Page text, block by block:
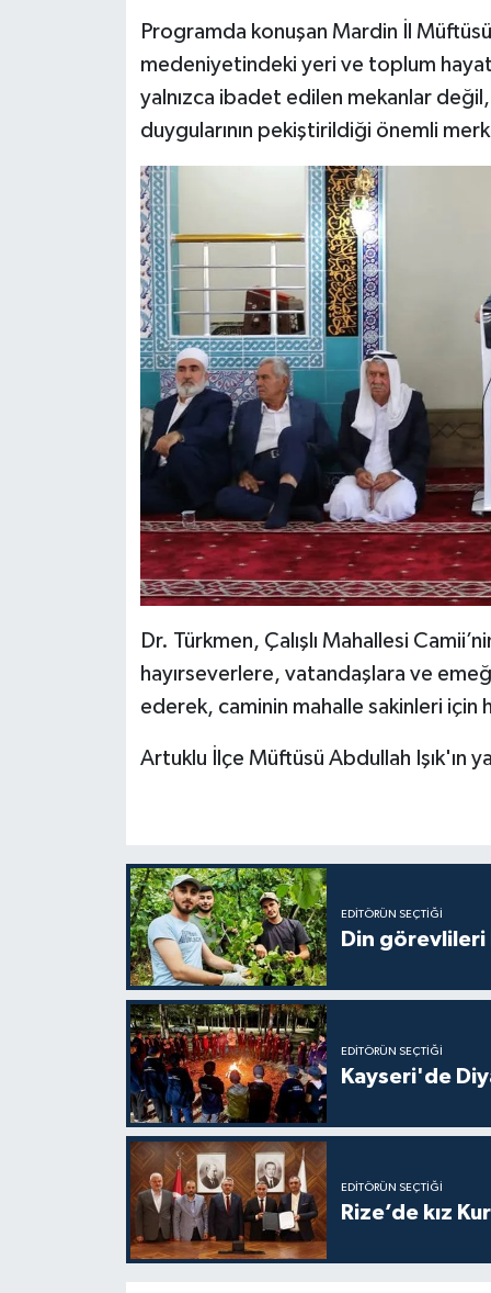
Programda konuşan Mardin İl
medeniyetindeki yeri ve toplum
yalnızca ibadet edilen mekanlar
duygularının pekiştirildiği önemli
Dr. Türkmen, Çalışlı Mahallesi
hayırseverlere, vatandaşlara ve
ederek, caminin mahalle sakinleri için
Artuklu İlçe Müftüsü Abdullah Işık'ın
EDITÖRÜN SEÇTIĞI
Din görevlileri
EDITÖRÜN SEÇTIĞI
Kayseri'de
EDITÖRÜN SEÇTIĞI
Rize’de kız
Düzce Müftülüğü
Edirne Müftülüğü
Elazığ Müftülüğü
Erzincan Müftülüğü
Erzurum Müftülüğü
Eskişehir Müftülüğü
Gaziantep Müftülüğü
Giresun Müftülüğü
Gümüşhane Müftülüğü
Hakkari Müftülüğü
Iğdır Müftülüğü
Kahramanmaraş Müftülüğü
Karabük Müftülüğü
Karaman Müftülüğü
Kars Müftülüğü
Kastamonu Müftülüğü
Kayseri Müftülüğü
Kilis Müftülüğü